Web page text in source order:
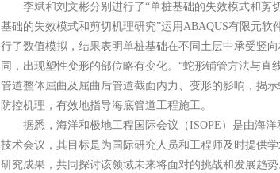
李斌和刘文彬分别进行了“单桩基础的失效模式和剪
基础的失效模式和剪切机理研究”运用ABAQUS有限元
行了数值模拟，结果表明单桩基础在不同土层中承受竖
同，出现塑性变形的部位略有变化。“蛇形铺管方法与
管道整体屈曲及屈曲后管道截面内力、变形的影响，揭
防控机理，有效地指导海底管道工程施工。
据悉，海洋和极地工程国际会议（ISOPE）是由海
技术会议，其目标是为国际研究人员和工程师及时提供
研究成果，共同探讨该领域未来将面对的挑战和发展趋势